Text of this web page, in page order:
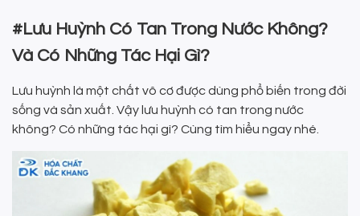
#Lưu Huỳnh Có Tan Trong Nước Không?
Và Có Những Tác Hại Gì?
Lưu huỳnh là một chất vô cơ được dùng phổ biến trong đời
sống và sản xuất. Vậy lưu huỳnh có tan trong nước
không? Có những tác hại gì? Cùng tìm hiểu ngay nhé.